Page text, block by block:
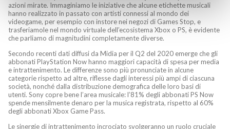
azioni mirate. Immaginiamo le iniziative che alcune etichette musicali
hanno realizzato in passato con artisti connessi al mondo dei
videogame, per esempio con instore nei negozi di Games Stop, e
trasferiamole nel mondo virtuale dell’ecosistema Xbox o PS, è evidente
che parliamo di magnitudini completamente diverse.
Secondo recenti dati diffusi da Midia per il Q2 del 2020 emerge che gli
abbonati PlayStation Now hanno maggiori capacità di spesa per media
e intrattenimento. Le differenze sono più pronunciate in alcune
categorie rispetto ad altre, riflesse dagli interessi più ampi di ciascuna
società, nonché dalla distribuzione demografica delle loro basi di
utenti. Sony copre bene l’area musicale: l’81% degli abbonati PS Now
spende mensilmente denaro per la musica registrata, rispetto al 60%
degli abbonati Xbox Game Pass.
Le sinergie di intrattenimento incrociato svolgeranno un ruolo cruciale